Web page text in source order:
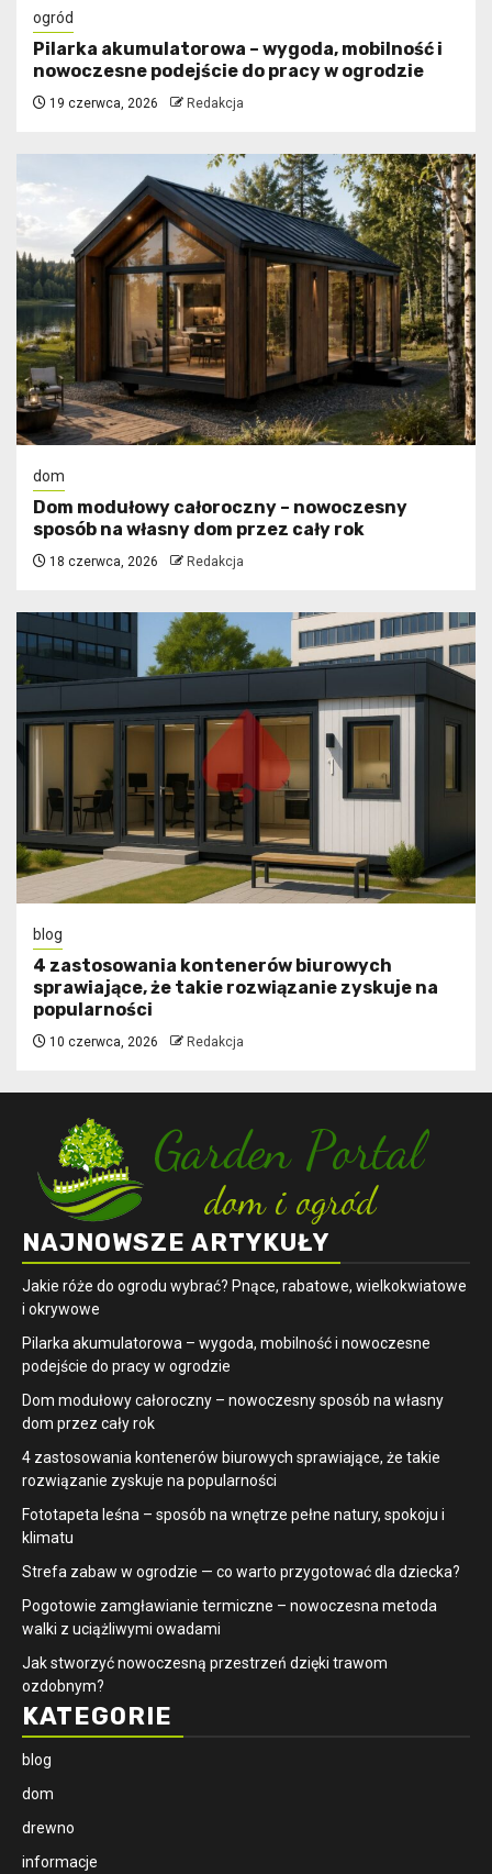
ogród
Pilarka akumulatorowa – wygoda, mobilność i
nowoczesne podejście do pracy w ogrodzie
19 czerwca, 2026 Redakcja
dom
Dom modułowy całoroczny – nowoczesny
sposób na własny dom przez cały rok
18 czerwca, 2026 Redakcja
blog
4 zastosowania kontenerów biurowych
sprawiające, że takie rozwiązanie zyskuje na
popularności
10 czerwca, 2026 Redakcja
NAJNOWSZE ARTYKUŁY
Jakie róże do ogrodu wybrać? Pnące, rabatowe, wielkokwiatowe
i okrywowe
Pilarka akumulatorowa – wygoda, mobilność i nowoczesne
podejście do pracy w ogrodzie
Dom modułowy całoroczny – nowoczesny sposób na własny
dom przez cały rok
4 zastosowania kontenerów biurowych sprawiające, że takie
rozwiązanie zyskuje na popularności
​Fototapeta leśna – sposób na wnętrze pełne natury, spokoju i
klimatu
Strefa zabaw w ogrodzie — co warto przygotować dla dziecka?
Pogotowie zamgławianie termiczne – nowoczesna metoda
walki z uciążliwymi owadami
Jak stworzyć nowoczesną przestrzeń dzięki trawom
ozdobnym?
KATEGORIE
blog
dom
drewno
informacje